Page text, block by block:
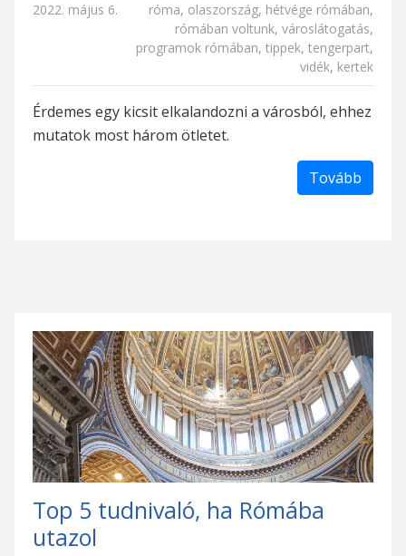
2022. május 6. róma, olaszország, hétvége rómában,
rómában voltunk, városlátogatás,
programok rómában, tippek, tengerpart,
vidék, kertek
Érdemes egy kicsit elkalandozni a városból, ehhez
mutatok most három ötletet.
Tovább
Top 5 tudnivaló, ha Rómába
utazol